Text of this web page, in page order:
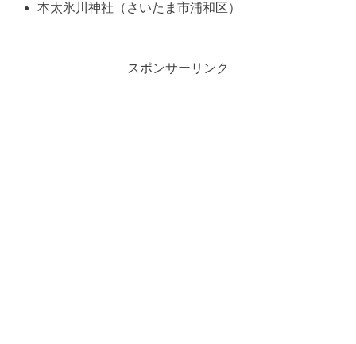
本太氷川神社（さいたま市浦和区）
スポンサーリンク